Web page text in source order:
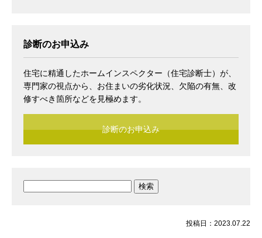
診断のお申込み
住宅に精通したホームインスペクター（住宅診断士）が、
専門家の視点から、お住まいの劣化状況、欠陥の有無、改
修すべき箇所などを見極めます。
診断のお申込み
投稿日：2023.07.22